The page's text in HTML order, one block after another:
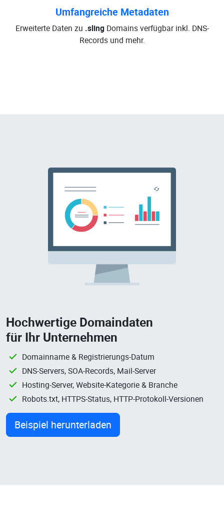
Umfangreiche Metadaten
Erweiterte Daten zu .slingDomains verfügbar inkl. DNS-
Records und mehr.
Hochwertige Domaindaten
für Ihr Unternehmen
Domainname & Registrierungs-Datum
DNS-Servers, SOA-Records, Mail-Server
Hosting-Server, Website-Kategorie & Branche
Robots.txt, HTTPS-Status, HTTP-Protokoll-Versionen
Beispiel herunterladen